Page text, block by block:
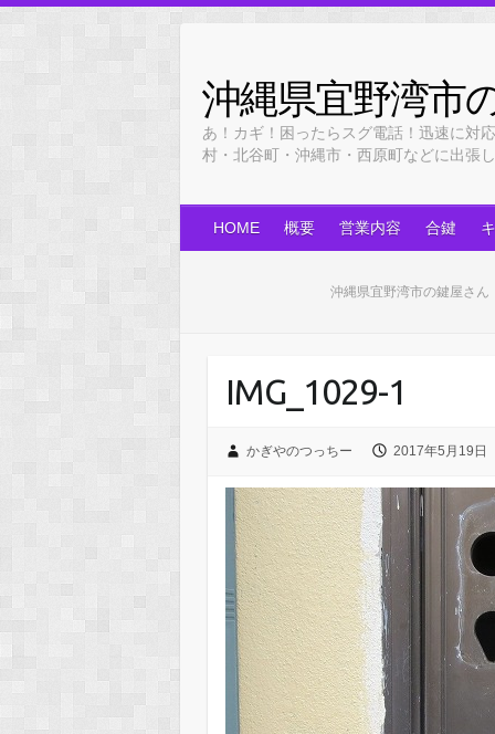
content
沖縄県宜野湾市
あ！カギ！困ったらスグ電話！迅速に対
村・北谷町・沖縄市・西原町などに出
HOME 概要 営業内容 合鍵
沖縄県宜野湾市の鍵屋さ
IMG_1029-1
かぎやのつっちー 2017年5月19日